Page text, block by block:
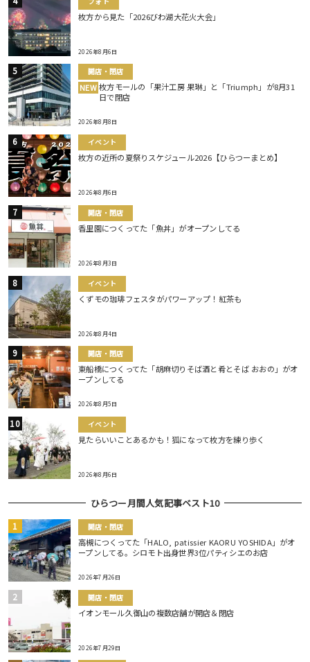
枚方から見た「2026びわ湖大花火大会」
2026年8月6日
開店・閉店
NEW 枚方モールの「果汁工房 果琳」と「Triumph」が8月31
日で閉店
2026年8月8日
イベント
枚方の近所の夏祭りスケジュール2026【ひらつーまとめ】
2026年8月6日
開店・閉店
香里園につくってた「魚丼」がオープンしてる
2026年8月3日
イベント
くずモの珈琲フェスタがパワーアップ！紅茶も
2026年8月4日
開店・閉店
東船橋につくってた「胡麻切りそば酒と肴とそば おおの」がオ
ープンしてる
2026年8月5日
イベント
見たらいいことあるかも！狐になって枚方を練り歩く
2026年8月6日
ひらつー月間人気記事ベスト10
開店・閉店
高槻につくってた「HALO, patissier KAORU YOSHIDA」がオ
ープンしてる。シロモト出身世界3位パティシエのお店
2026年7月26日
開店・閉店
イオンモール久御山の複数店舗が開店＆閉店
2026年7月29日